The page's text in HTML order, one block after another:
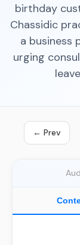
birthday
Chassidic
a business
urging
← Prev